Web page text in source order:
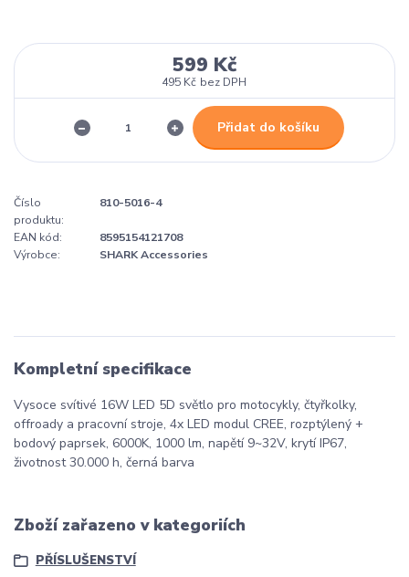
599 Kč
495 Kč bez DPH
Přidat do košíku
Číslo
produktu:
810-5016-4
EAN kód:
8595154121708
Výrobce:
SHARK Accessories
Kompletní specifikace
Vysoce svítivé 16W LED 5D světlo pro motocykly, čtyřkolky,
offroady a pracovní stroje, 4x LED modul CREE, rozptýlený +
bodový paprsek, 6000K, 1000 lm, napětí 9~32V, krytí IP67,
životnost 30.000 h, černá barva
Zboží zařazeno v kategoriích
PŘÍSLUŠENSTVÍ